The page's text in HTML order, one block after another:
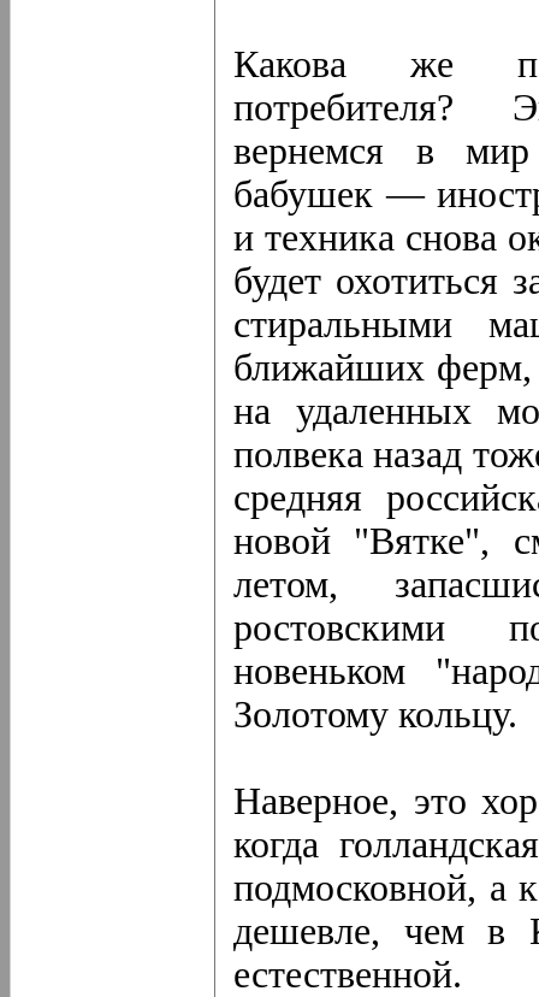
Какова же
потребителя?
вернемся в
бабушек —
и техника снова
будет охотиться
стиральными
ближайших ферм,
на удаленных
полвека назад
средняя
новой "Вятке",
летом,
ростовскими
новеньком
Золотому кольцу.
Наверное, это
когда
подмосковной, а
дешевле, чем в
естественной.